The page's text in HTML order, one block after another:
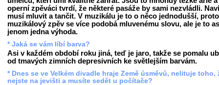
operní zpěváci tvrdí, že některé pasáže by sami nezvládli.
musí mluvit a tančit. V muzikálu je to o něco jednodušší,
muzikálový zpěv se více podobá mluvenému slovu, ale je to
jenom jedna výhoda.
* Jaká se vám líbí barva?
Asi v každém období roku jiná, teď je jaro, takže se pomalu
od tmavých zimních depresivních ke světlejším barvám.
* Dnes se ve Velkém divadle hraje Země úsměvů, nelituje toho,
nejste na jevišti a musíte sedět u počítače?